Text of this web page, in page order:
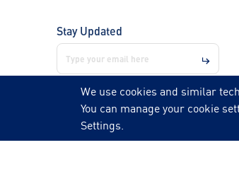
Stay Updated
Follow us on
We use cookies and similar
You can manage your cookie
Settings.